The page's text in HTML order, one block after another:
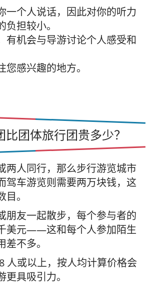
一个人说话，因此对你的听力
担较小。
有机会与导游讨论个人感受和
感兴趣的地方。
团体旅行团贵多少？
两人同行，那么步行游览城市
驾车游览则需要两万块钱，这
。
朋友一起散步，每个参与者的
美元——这和每个人参加陌生
不多。
人或以上，按人均计算价格会
具吸引力。